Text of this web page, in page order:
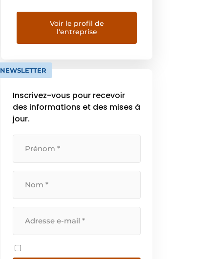
compétences dans le domaine
des boîtiers avec plus d’un siècle
d’expérience. Spelsberg est le
leader de l’industrie électronique
dans les domaines de
l’installation électrique et de la
Voir le profil de
l'entreprise
NEWSLETTER
Inscrivez-vous pour recevoir
des informations et des mises à
jour.